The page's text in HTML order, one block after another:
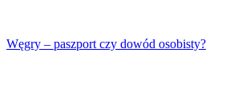
Węgry – paszport czy dowód osobisty?